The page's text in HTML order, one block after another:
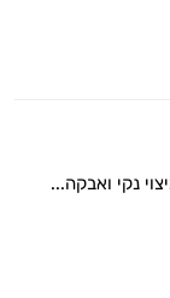
נקי ואבקה...